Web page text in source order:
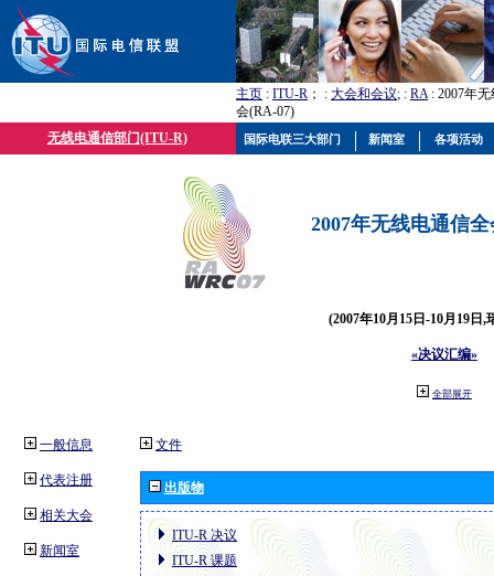
主页 : ITU-R ； : 大会和会议; : RA: 2007年
会(RA-07)
无线电通信部门(ITU-R)
2007年无线电通信
(2007年10月15日-10月19日,
«决议汇编»
全部展开
一般信息
代表注册
相关大会
新闻室
文件
出版物
ITU-R 决议
ITU-R 课题
国际电联三大部门 新闻室 各项活动